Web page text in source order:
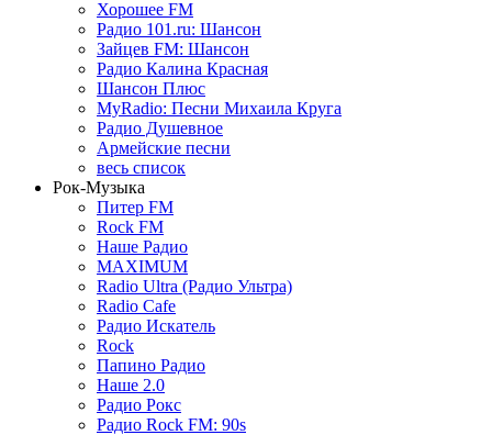
Хорошее FM
Радио 101.ru: Шансон
Зайцев FM: Шансон
Радио Калина Красная
Шансон Плюс
MyRadio: Песни Михаила Круга
Радио Душевное
Армейские песни
весь список
Рок-Музыка
Питер FM
Rock FM
Наше Радио
MAXIMUM
Radio Ultra (Радио Ультра)
Radio Cafe
Радио Искатель
Rock
Папино Радио
Наше 2.0
Радио Рокс
Радио Rock FM: 90s